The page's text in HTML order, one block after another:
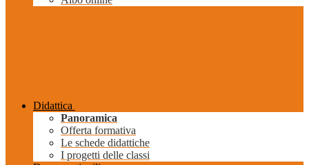
Didattica
Panoramica
Offerta formativa
Le schede didattiche
I progetti delle classi